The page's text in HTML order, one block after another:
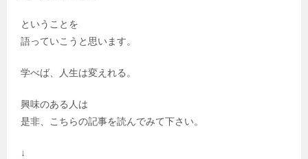
ということを
語っていこうと思います。
学べば、人生は変えれる。
興味のある人は
是非、こちらの記事を読んでみて下さい。
↓